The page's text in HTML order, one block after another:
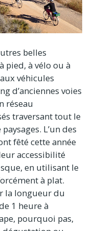
belles
pied, à vélo ou à
véhicules
d’anciennes voies
réseau
traversant tout le
L’un des
fêté cette année
accessibilité
en utilisant le
à plat.
la longueur du
1 heure à
pourquoi pas,